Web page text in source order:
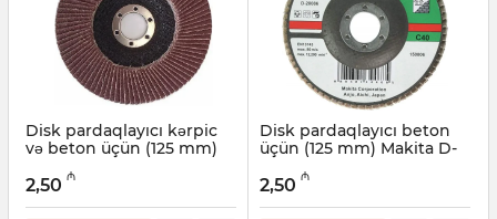
Disk pardaqlayıcı kərpic
və beton üçün (125 mm)
Artikul:
2,50 ₼
Disk pardaqlayıcı beton
üçün (125 mm) Makita D-
Artikul:
2,50 ₼